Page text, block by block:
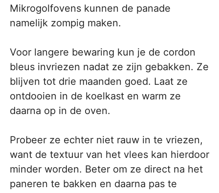
Mikrogolfovens kunnen de panade
namelijk zompig maken.
Voor langere bewaring kun je de cordon
bleus invriezen nadat ze zijn gebakken. Ze
blijven tot drie maanden goed. Laat ze
ontdooien in de koelkast en warm ze
daarna op in de oven.
Probeer ze echter niet rauw in te vriezen,
want de textuur van het vlees kan hierdoor
minder worden. Beter om ze direct na het
paneren te bakken en daarna pas te